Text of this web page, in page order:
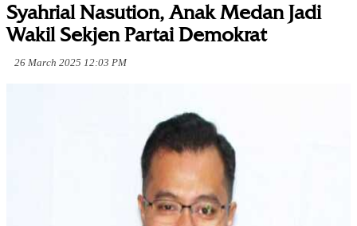
Syahrial Nasution, Anak Medan Jadi
Wakil Sekjen Partai Demokrat
26 March 2025 12:03 PM